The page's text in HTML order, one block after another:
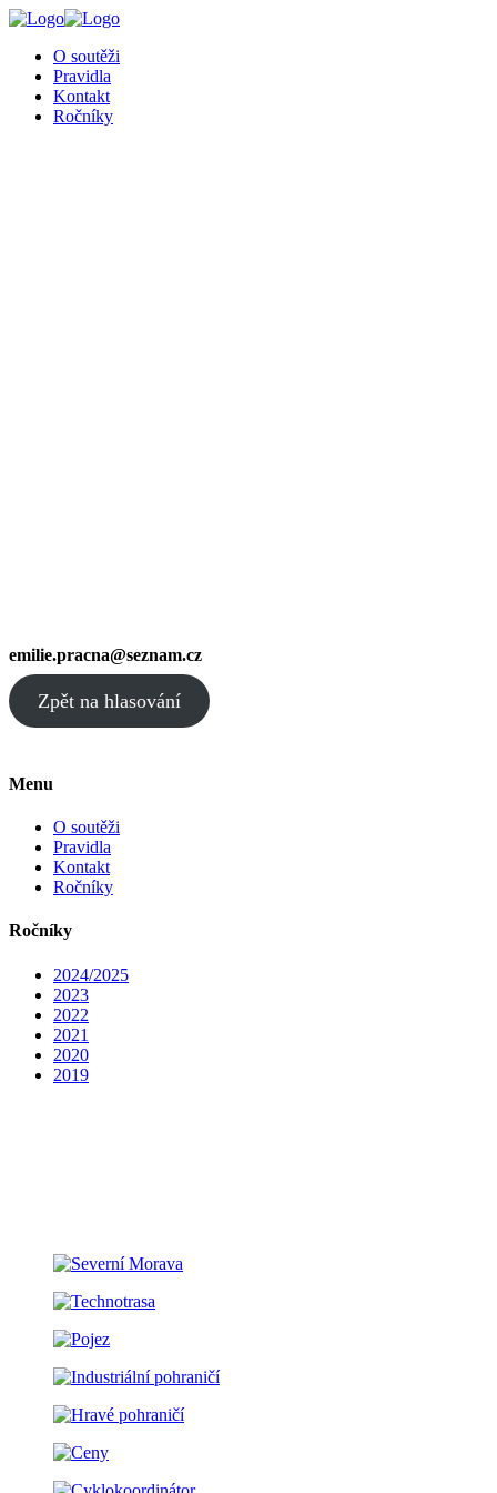
O soutěži
Pravidla
Kontakt
Ročníky
emilie.pracna@seznam.cz
Zpět na hlasování
Menu
O soutěži
Pravidla
Kontakt
Ročníky
Ročníky
2024/2025
2023
2022
2021
2020
2019